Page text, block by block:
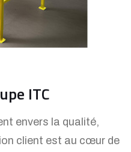
ITC
envers la qualité,
client est au cœur de